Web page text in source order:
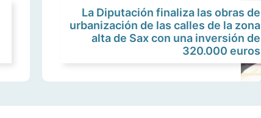
La Diputación finaliza las obras de
urbanización de las calles de la zona
alta de Sax con una inversión de
320.000 euros